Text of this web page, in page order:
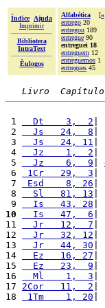
Índice
Ajuda
Imprimir
Biblioteca
IntraText
Èulogos
Alfabética [«
entrego 20
entregou 189
entregue 90
entreguei 18
entreguem 12
entreguemos 1
entregues 45
Livro
1
  Dt    3,  2
2
  Js   24,  8
|
3
  Js   24, 11
4
  Jz    1,  2
5
  Jz    6,  9
6
1Cr   29,  3
7
Esd    8, 26 |
8
  Sl   81, 13
|
9
  Is   43, 28
|
10
  Is   47,  6
|
11
  Jr   12,  7
12
  Jr   32, 12
|
13
  Jr   44, 30
14
  Ez   16, 27
15
  Ez   23,  9
|
16
  Ml    1,  3
17 2Cor   11,  2 |
18
1Tm    1, 20 |